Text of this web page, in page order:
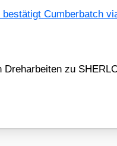
Cum­ber­batch
zu